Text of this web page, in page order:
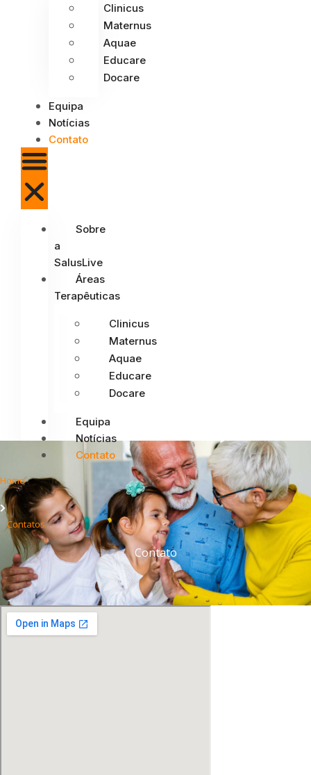
Clinicus
Maternus
Aquae
Educare
Docare
Equipa
Notícias
Contato
Sobre
a
SalusLive
Áreas
Terapêuticas
Clinicus
Maternus
Aquae
Educare
Docare
Equipa
Notícias
Contato
Home
Contatos
Contato